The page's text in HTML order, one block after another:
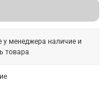
у менеджера наличие и
товара